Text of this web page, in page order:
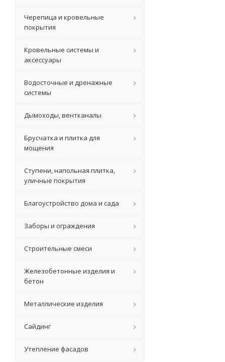
Черепица и кровельные
покрытия
Кровельные системы и
аксессуары
Водосточные и дренажные
системы
Дымоходы, вентканалы
Брусчатка и плитка для
мощения
Ступени, напольная плитка,
уличные покрытия
Благоустройство дома и сада
Заборы и ограждения
Строительные смеси
Железобетонные изделия и
бетон
Металлические изделия
Сайдинг
Утепление фасадов